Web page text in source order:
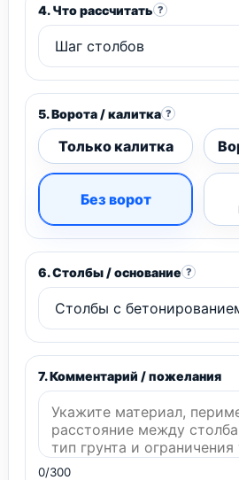
4. Что рассчитать ?
5. Ворота / калитка ?
Только калитка
Без ворот
6. Столбы / основание ?
7. Комментарий / пожелания
0/300